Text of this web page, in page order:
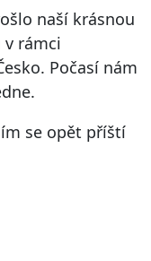
naší krásnou
v rámci
Počasí nám
se opět příští